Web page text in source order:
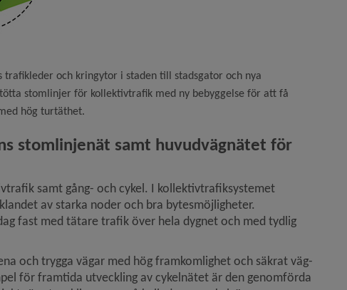
och kringytor i staden till stadsgator och nya
stomlinjer för kollektivtrafik med ny bebyggelse för att få
hög turtäthet.
stomlinjenät samt huvudvägnätet för
samt gång- och cykel. I kollektivtrafiksystemet
av starka noder och bra bytesmöjligheter.
fast med tätare trafik över hela dygnet och med tydlig
och trygga vägar med hög framkomlighet och säkrat väg­
för framtida utveckling av cykelnätet är den genomförda